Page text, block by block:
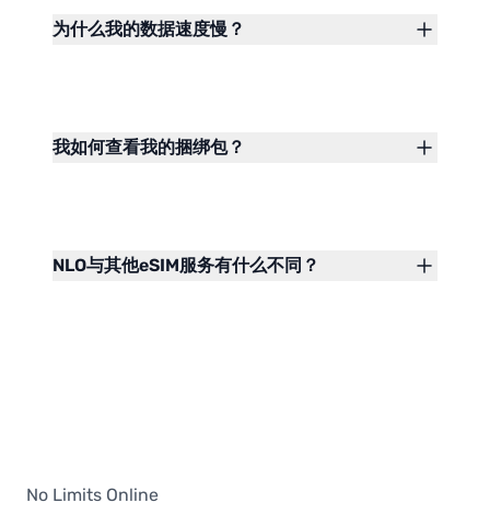
为什么我的数据速度慢？
我如何查看我的捆绑包？
NLO与其他eSIM服务有什么不同？
No Limits Online